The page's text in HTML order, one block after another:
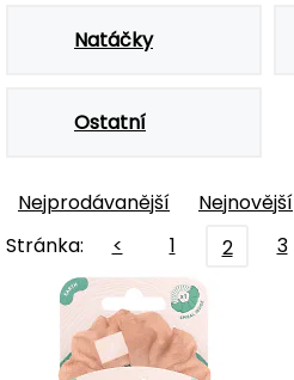
Natáčky
Ostatní
Nejprodávanější Nejnovější
Stránka:
< 1 2 3